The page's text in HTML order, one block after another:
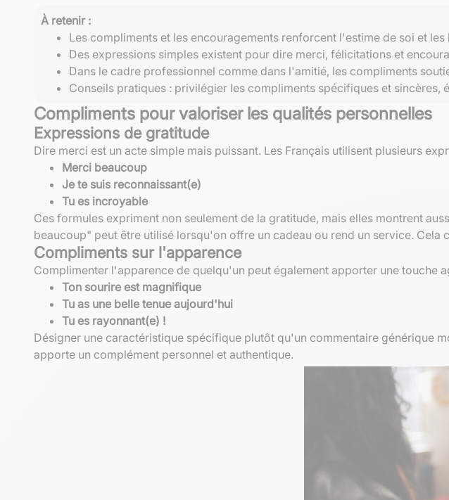
À retenir :
Les compliments et les encouragements renforcent l'estime de soi et les
Des expressions simples existent pour dire merci, félicitations et
Dans le cadre professionnel comme dans l'amitié, les compliments
Conseils pratiques : privilégier les compliments spécifiques et sincères,
Compliments pour valoriser les qualités personnelles
Expressions de gratitude
Dire merci est un acte simple mais puissant. Les Français utilisent plusieurs
Merci beaucoup
Je te suis reconnaissant(e)
Tu es incroyable
Ces formules expriment non seulement de la gratitude, mais elles montrent
beaucoup" peut être utilisé lorsqu'on offre un cadeau ou rend un service.
Compliments sur l'apparence
Complimenter l'apparence de quelqu'un peut également apporter une touche
Ton sourire est magnifique
Tu as une belle tenue aujourd'hui
Tu es rayonnant(e) !
Désigner une caractéristique spécifique plutôt qu'un commentaire générique
apporte un complément personnel et authentique.